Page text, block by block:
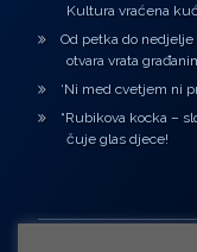
Kultura vraćena
Od petka do
otvara vrata
‘Ni med cvetjem ni
“Rubikova kocka –
čuje glas djece!